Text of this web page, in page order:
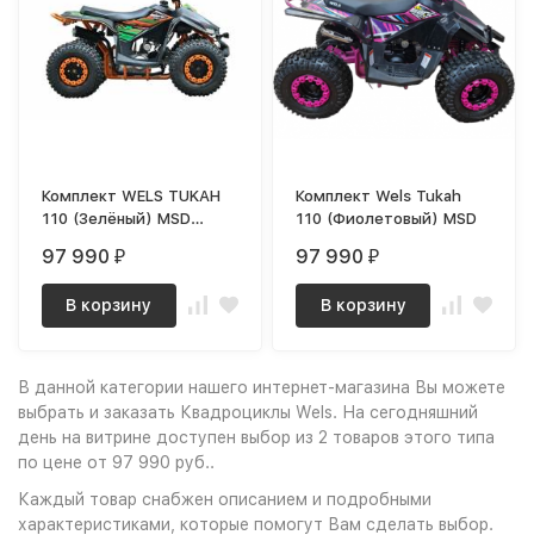
Комплект WELS TUKAH
110 (Зелёный) MSD
97 990₽
В корзину
Комплект Wels Tukah
110 (Фиолетовый) MSD
97 990₽
В корзину
В данной категории нашего интернет-магазина Вы можете
выбрать и заказать Квадроциклы Wels. На сегодняшний
день на витрине доступен выбор из 2 товаров этого типа
по цене от 97 990 руб..
Каждый товар снабжен описанием и подробными
характеристиками, которые помогут Вам сделать выбор.